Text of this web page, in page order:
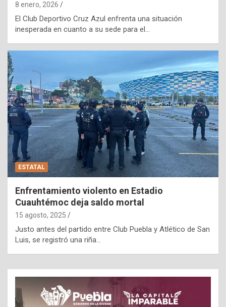
8 enero, 2026
El Club Deportivo Cruz Azul enfrenta una situación
inesperada en cuanto a su sede para el…
ESTATAL
Enfrentamiento violento en Estadio
Cuauhtémoc deja saldo mortal
15 agosto, 2025
Justo antes del partido entre Club Puebla y Atlético de San
Luis, se registró una riña…